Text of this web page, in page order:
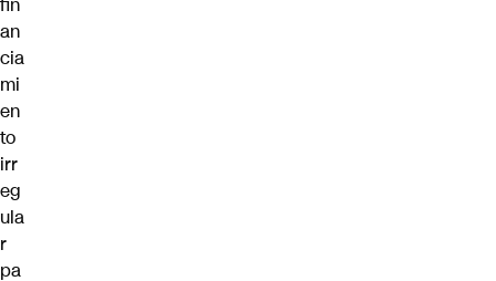
an
cia
mi
en
to
irr
eg
ula
r
pa